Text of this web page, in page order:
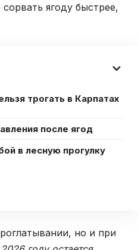
ягоду быстрее,
трогать в Карпатах
после ягод
в лесную прогулку
но и при